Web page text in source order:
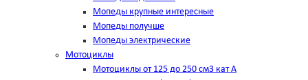
Мопеды крупные интересные
Мопеды получше
Мопеды электрические
Мотоциклы
Мотоциклы от 125 до 250 см3 кат А